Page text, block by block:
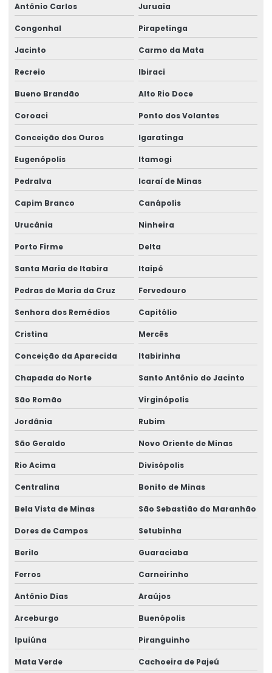
Antônio Carlos Juruaia
Congonhal Pirapetinga
Jacinto Carmo da Mata
Recreio Ibiraci
Bueno Brandão Alto Rio Doce
Coroaci Ponto dos Volantes
Conceição dos Ouros Igaratinga
Eugenópolis Itamogi
Pedralva Icaraí de Minas
Capim Branco Canápolis
Urucânia Ninheira
Porto Firme Delta
Santa Maria de Itabira Itaipé
Pedras de Maria da Cruz Fervedouro
Senhora dos Remédios Capitólio
Cristina Mercês
Conceição da Aparecida Itabirinha
Chapada do Norte Santo Antônio do Jacinto
São Romão Virginópolis
Jordânia Rubim
São Geraldo Novo Oriente de Minas
Rio Acima Divisópolis
Centralina Bonito de Minas
Bela Vista de Minas São Sebastião do Maranhão
Dores de Campos Setubinha
Berilo Guaraciaba
Ferros Carneirinho
Antônio Dias Araújos
Arceburgo Buenópolis
Ipuiúna Piranguinho
Mata Verde Cachoeira de Pajeú